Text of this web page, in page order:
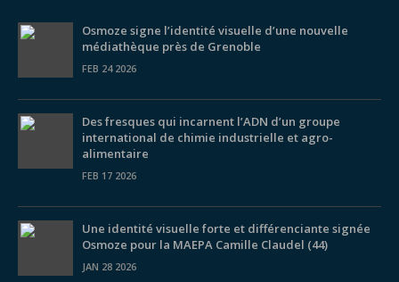
Osmoze signe l’identité visuelle d’une nouvelle
médiathèque près de Grenoble
FEB 24 2026
Des fresques qui incarnent l’ADN d’un groupe
international de chimie industrielle et agro-
alimentaire
FEB 17 2026
Une identité visuelle forte et différenciante signée
Osmoze pour la MAEPA Camille Claudel (44)
JAN 28 2026